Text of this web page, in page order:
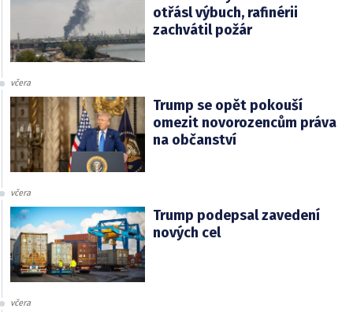
otřásl výbuch, rafinérii
zachvátil požár
včera
Trump se opět pokouší
omezit novorozencům práva
na občanství
včera
Trump podepsal zavedení
nových cel
včera